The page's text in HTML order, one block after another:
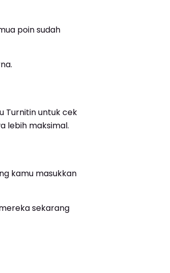
poin sudah
Turnitin untuk cek
lebih maksimal.
kamu masukkan
sekarang